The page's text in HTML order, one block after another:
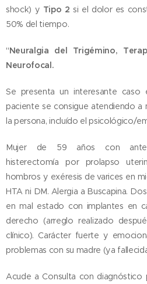
shock) y Tipo 2 si el dolor es
50% del tiempo.
"Neuralgia del Trigémino,
Neurofocal.
Se presenta un interesante
paciente se consigue atendiendo
la persona, incluído el psicológico/
Mujer de 59 años con
histerectomía por prolapso
hombros y exéresis de varices en
HTA ni DM. Alergia a Buscapina.
en mal estado con implantes en
derecho (arreglo realizado
clínico). Carácter fuerte y
problemas con su madre (ya
Acude a Consulta con diagnóstico